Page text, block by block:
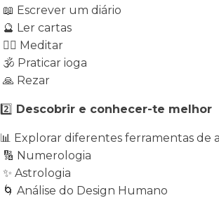
📖 Escrever um diário
🔮 Ler cartas
🧘‍♂️ Meditar
🕉 Praticar ioga
🙏 Rezar
2️⃣ Descobrir e conhecer-te melhor
📊 Explorar diferentes ferramentas de
🔢 Numerologia
✨ Astrologia
🌀 Análise do Design Humano